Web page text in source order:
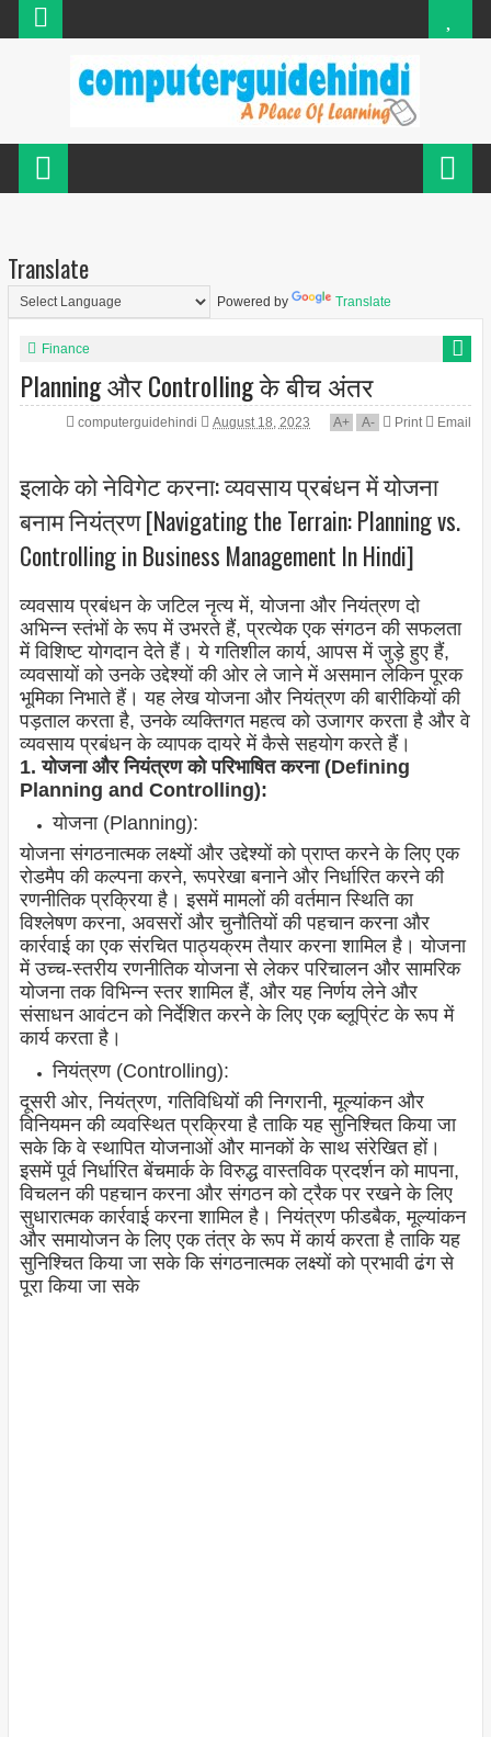
Translate
Powered by Translate
Finance
Planning और Controlling के बीच अंतर
computerguidehindi August 18, 2023 A+ A- Print Email
इलाके को नेविगेट करना: व्यवसाय प्रबंधन में योजना
बनाम नियंत्रण [Navigating the Terrain: Planning vs.
Controlling in Business Management In Hindi]
व्यवसाय प्रबंधन के जटिल नृत्य में, योजना और नियंत्रण दो
अभिन्न स्तंभों के रूप में उभरते हैं, प्रत्येक एक संगठन की सफलता
में विशिष्ट योगदान देते हैं। ये गतिशील कार्य, आपस में जुड़े हुए हैं,
व्यवसायों को उनके उद्देश्यों की ओर ले जाने में असमान लेकिन पूरक
भूमिका निभाते हैं। यह लेख योजना और नियंत्रण की बारीकियों की
पड़ताल करता है, उनके व्यक्तिगत महत्व को उजागर करता है और वे
व्यवसाय प्रबंधन के व्यापक दायरे में कैसे सहयोग करते हैं।
1. योजना और नियंत्रण को परिभाषित करना (Defining
Planning and Controlling):
योजना (Planning):
योजना संगठनात्मक लक्ष्यों और उद्देश्यों को प्राप्त करने के लिए एक
रोडमैप की कल्पना करने, रूपरेखा बनाने और निर्धारित करने की
रणनीतिक प्रक्रिया है। इसमें मामलों की वर्तमान स्थिति का
विश्लेषण करना, अवसरों और चुनौतियों की पहचान करना और
कार्रवाई का एक संरचित पाठ्यक्रम तैयार करना शामिल है। योजना
में उच्च-स्तरीय रणनीतिक योजना से लेकर परिचालन और सामरिक
योजना तक विभिन्न स्तर शामिल हैं, और यह निर्णय लेने और
संसाधन आवंटन को निर्देशित करने के लिए एक ब्लूप्रिंट के रूप में
कार्य करता है।
नियंत्रण (Controlling):
दूसरी ओर, नियंत्रण, गतिविधियों की निगरानी, मूल्यांकन और
विनियमन की व्यवस्थित प्रक्रिया है ताकि यह सुनिश्चित किया जा
सके कि वे स्थापित योजनाओं और मानकों के साथ संरेखित हों।
इसमें पूर्व निर्धारित बेंचमार्क के विरुद्ध वास्तविक प्रदर्शन को मापना,
विचलन की पहचान करना और संगठन को ट्रैक पर रखने के लिए
सुधारात्मक कार्रवाई करना शामिल है। नियंत्रण फीडबैक, मूल्यांकन
और समायोजन के लिए एक तंत्र के रूप में कार्य करता है ताकि यह
सुनिश्चित किया जा सके कि संगठनात्मक लक्ष्यों को प्रभावी ढंग से
पूरा किया जा सके